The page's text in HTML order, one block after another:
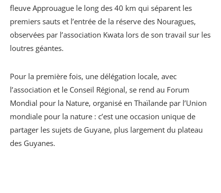
fleuve Approuague le long des 40 km qui séparent les
premiers sauts et l’entrée de la réserve des Nouragues,
observées par l’association Kwata lors de son travail sur les
loutres géantes.
Pour la première fois, une délégation locale, avec
l’association et le Conseil Régional, se rend au Forum
Mondial pour la Nature, organisé en Thaïlande par l’Union
mondiale pour la nature : c’est une occasion unique de
partager les sujets de Guyane, plus largement du plateau
des Guyanes.